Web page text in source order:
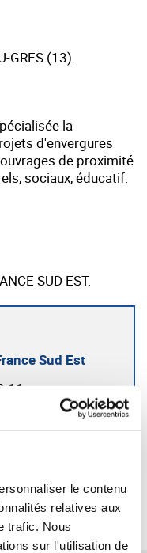
le contenu
relatives aux
trafic. Nous
sur l'utilisation de
GRES (13).
la
d'envergures
de proximité
sociaux, éducatif.
SUD EST.
Sud Est
11